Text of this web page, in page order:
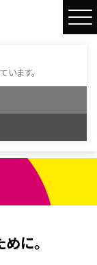
ます。
に。